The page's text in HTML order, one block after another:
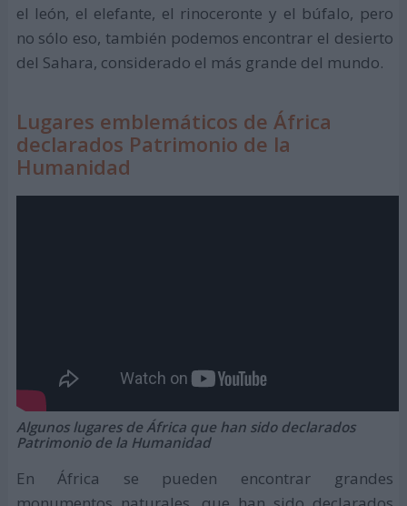
el león, el elefante, el rinoceronte y el búfalo, pero
no sólo eso, también podemos encontrar el desierto
del Sahara, considerado el más grande del mundo.
Lugares emblemáticos de África
declarados Patrimonio de la
Humanidad
Algunos lugares de África que han sido declarados
Patrimonio de la Humanidad
En África se pueden encontrar grandes